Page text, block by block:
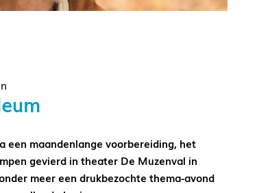
een maandenlange voorbereiding, het
gevierd in theater De Muzenval in
meer een drukbezochte thema-avond